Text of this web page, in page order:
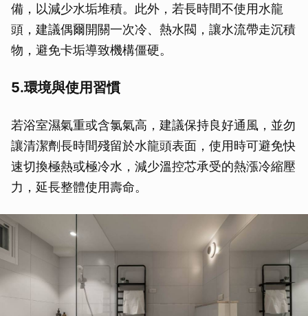
備，以減少水垢堆積。此外，若長時間不使用水龍
頭，建議偶爾開關一次冷、熱水閥，讓水流帶走沉積
物，避免卡垢導致機構僵硬。
5.環境與使用習慣
若浴室濕氣重或含氯氣高，建議保持良好通風，並勿
讓清潔劑長時間殘留於水龍頭表面，使用時可避免快
速切換極熱或極冷水，減少溫控芯承受的熱漲冷縮壓
力，延長整體使用壽命。